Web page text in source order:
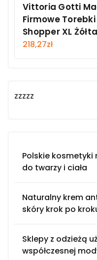
Vittoria Gotti
Firmowe
Shopper XL
218,27zł
zzzzz
Polskie
do twarzy i ciała
Naturalny krem
skóry krok po
Sklepy z odzieżą
współczesnej